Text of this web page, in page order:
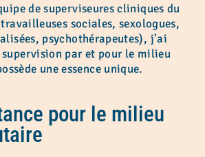
de superviseures cliniques du
sociales, sexologues,
psychothérapeutes), j’ai
supervision par et pour le milieu
une essence unique.
pour le milieu